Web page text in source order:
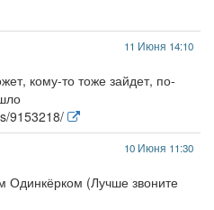
11 Июня 14:10
кому-то тоже зайдет, по-
9153218/
10 Июня 11:30
Одинкёрком (Лучше звоните